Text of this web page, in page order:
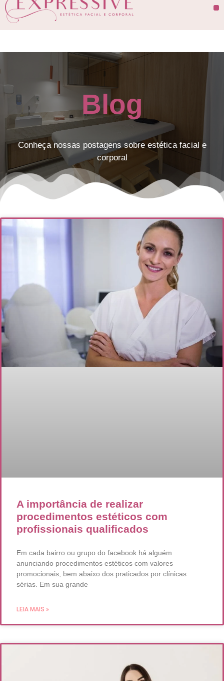
Blog
Conheça nossas postagens sobre estética facial e
corporal
A importância de realizar
procedimentos estéticos com
profissionais qualificados
Em cada bairro ou grupo do facebook há alguém
anunciando procedimentos estéticos com valores
promocionais, bem abaixo dos praticados por clínicas
sérias. Em sua grande
LEIA MAIS »